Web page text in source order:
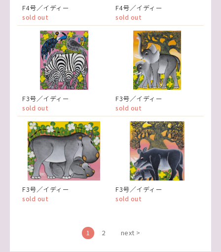
F4号／イディー
sold out
F4号／イディー
sold out
F3号／イディー
sold out
F3号／イディー
sold out
F3号／イディー
sold out
F3号／イディー
sold out
1 2 next >